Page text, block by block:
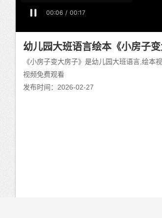
幼儿园大班语言绘本《小房子变
《小房子变大房子》是幼儿园大班语言,绘本
视频免费观看
发布时间：2026-02-27